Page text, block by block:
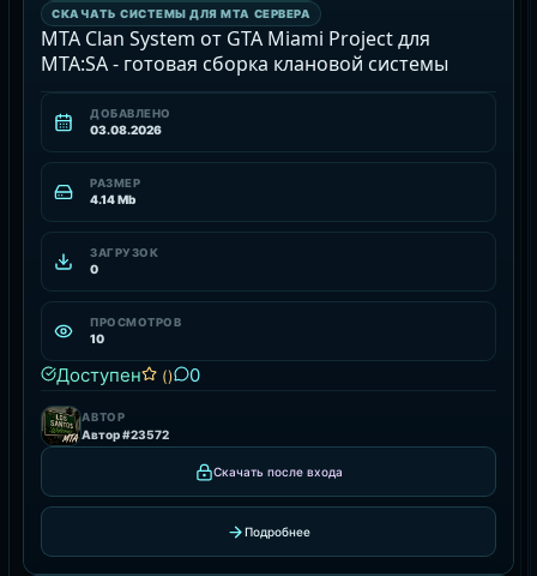
СКАЧАТЬ СИСТЕМЫ ДЛЯ MTA СЕРВЕРА
MTA Clan System от GTA Miami Project для
MTA:SA - готовая сборка клановой системы
ДОБАВЛЕНО
03.08.2026
РАЗМЕР
4.14 Mb
ЗАГРУЗОК
0
ПРОСМОТРОВ
10
Доступен () 0
АВТОР
Автор #23572
Скачать после входа
Подробнее
СКАЧАТЬ СИСТЕМЫ ДЛЯ MTA СЕРВЕРА